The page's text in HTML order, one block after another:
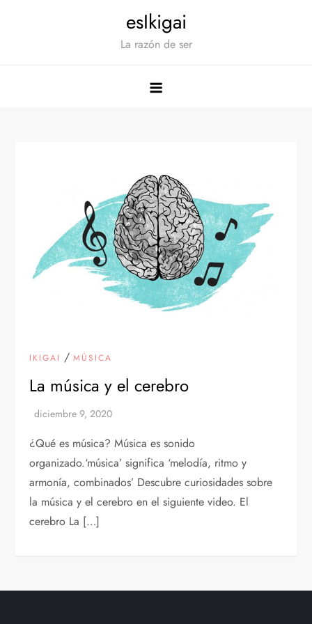
esIkigai
La razón de ser
IKIGAI /MÚSICA
La música y el cerebro
¿Qué es música? Música es sonido
organizado.‘música’ significa ‘melodía, ritmo y
armonía, combinados’ Descubre curiosidades sobre
la música y el cerebro en el siguiente video. El
cerebro La […]